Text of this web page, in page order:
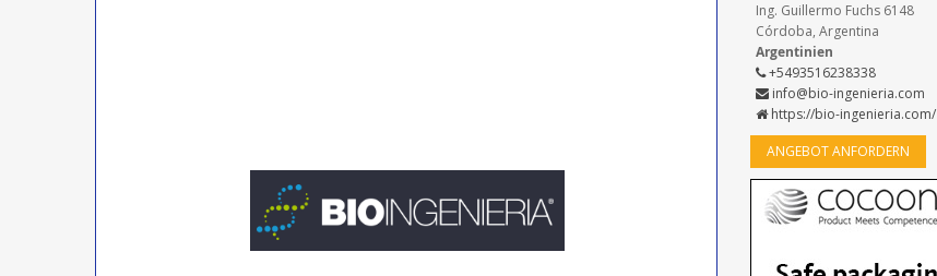
Ing. Guillermo Fuchs 6148
Córdoba, Argentina
Argentinien
+5493516238338
info@bio-ingenieria.com
https://bio-ingenieria.com/
ANGEBOT ANFORDERN